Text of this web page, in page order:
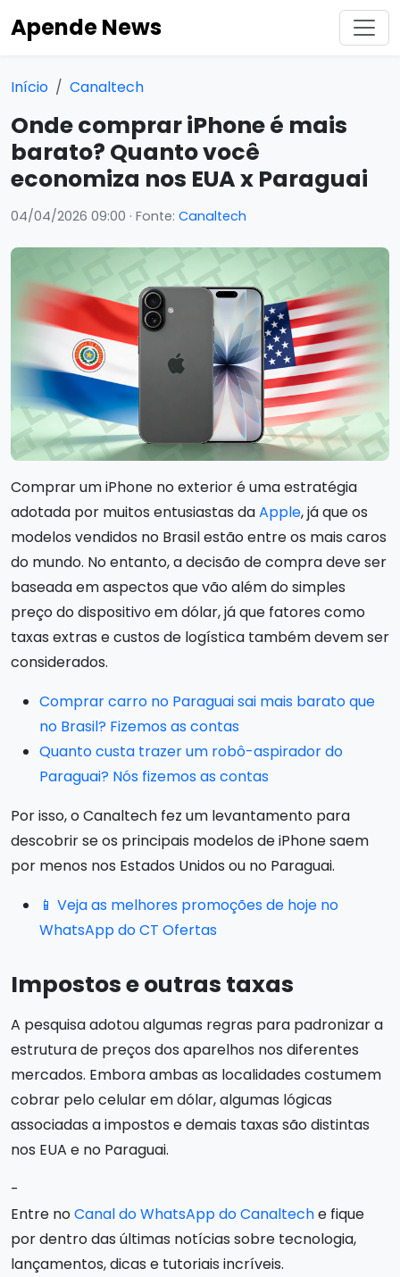
Apende News
Início Canaltech
Onde comprar iPhone é mais
barato? Quanto você
economiza nos EUA x Paraguai
04/04/2026 09:00 · Fonte: Canaltech
Comprar um iPhone no exterior é uma estratégia
adotada por muitos entusiastas daApple, já que os
modelos vendidos no Brasil estão entre os mais caros
do mundo. No entanto, a decisão de compra deve ser
baseada em aspectos que vão além do simples
preço do dispositivo em dólar, já que fatores como
taxas extras e custos de logística também devem ser
considerados.
Comprar carro no Paraguai sai mais barato que
no Brasil? Fizemos as contas
Quanto custa trazer um robô-aspirador do
Paraguai? Nós fizemos as contas
Por isso, o Canaltech fez um levantamento para
descobrir se os principais modelos de iPhone saem
por menos nos Estados Unidos ou no Paraguai.
📱 Veja as melhores promoções de hoje no
WhatsApp do CT Ofertas
Impostos e outras taxas
A pesquisa adotou algumas regras para padronizar a
estrutura de preços dos aparelhos nos diferentes
mercados. Embora ambas as localidades costumem
cobrar pelo celular em dólar, algumas lógicas
associadas a impostos e demais taxas são distintas
nos EUA e no Paraguai.
-
Entre noCanal do WhatsApp do Canalteche fique
por dentro das últimas notícias sobre tecnologia,
lançamentos, dicas e tutoriais incríveis.